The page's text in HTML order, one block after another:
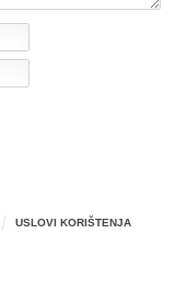
USLOVI KORIŠTENJA